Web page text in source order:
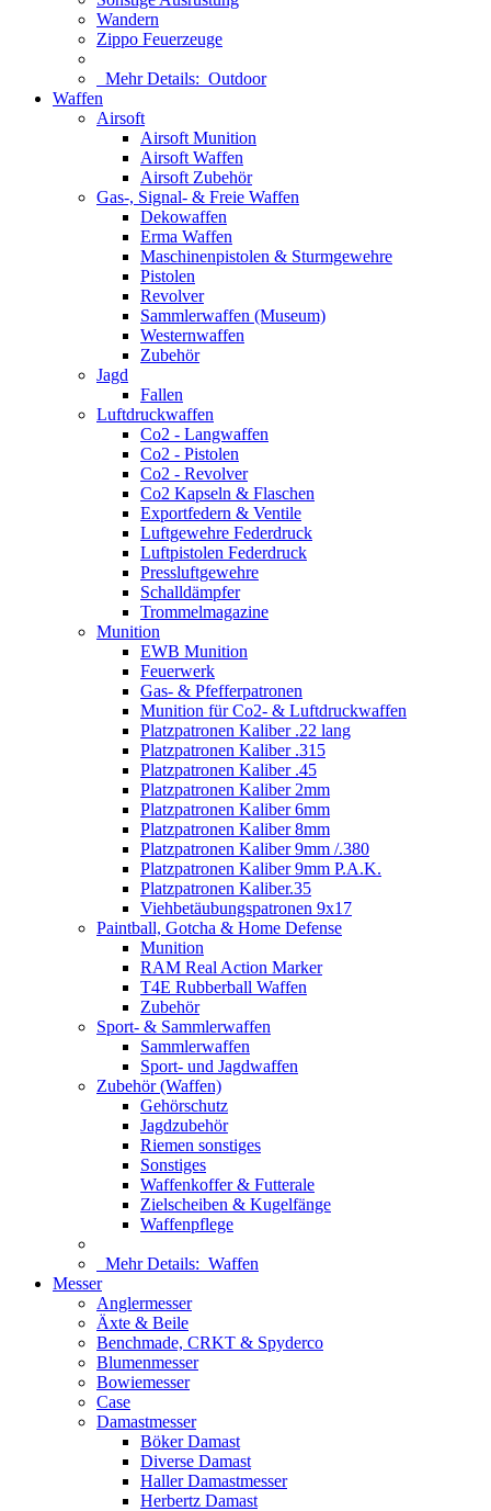
Wandern
Zippo Feuerzeuge
Mehr Details: Outdoor
Waffen
Airsoft
Airsoft Munition
Airsoft Waffen
Airsoft Zubehör
Gas-, Signal- & Freie Waffen
Dekowaffen
Erma Waffen
Maschinenpistolen & Sturmgewehre
Pistolen
Revolver
Sammlerwaffen (Museum)
Westernwaffen
Zubehör
Jagd
Fallen
Luftdruckwaffen
Co2 - Langwaffen
Co2 - Pistolen
Co2 - Revolver
Co2 Kapseln & Flaschen
Exportfedern & Ventile
Luftgewehre Federdruck
Luftpistolen Federdruck
Pressluftgewehre
Schalldämpfer
Trommelmagazine
Munition
EWB Munition
Feuerwerk
Gas- & Pfefferpatronen
Munition für Co2- & Luftdruckwaffen
Platzpatronen Kaliber .22 lang
Platzpatronen Kaliber .315
Platzpatronen Kaliber .45
Platzpatronen Kaliber 2mm
Platzpatronen Kaliber 6mm
Platzpatronen Kaliber 8mm
Platzpatronen Kaliber 9mm /.380
Platzpatronen Kaliber 9mm P.A.K.
Platzpatronen Kaliber.35
Viehbetäubungspatronen 9x17
Paintball, Gotcha & Home Defense
Munition
RAM Real Action Marker
T4E Rubberball Waffen
Zubehör
Sport- & Sammlerwaffen
Sammlerwaffen
Sport- und Jagdwaffen
Zubehör (Waffen)
Gehörschutz
Jagdzubehör
Riemen sonstiges
Sonstiges
Waffenkoffer & Futterale
Zielscheiben & Kugelfänge
Waffenpflege
Mehr Details: Waffen
Messer
Anglermesser
Äxte & Beile
Benchmade, CRKT & Spyderco
Blumenmesser
Bowiemesser
Case
Damastmesser
Böker Damast
Diverse Damast
Haller Damastmesser
Herbertz Damast